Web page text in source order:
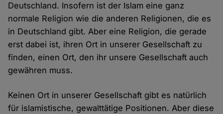
Deutschland. Insofern ist der Islam eine ganz
normale Religion wie die anderen Religionen, die es
in Deutschland gibt. Aber eine Religion, die gerade
erst dabei ist, ihren Ort in unserer Gesellschaft zu
finden, einen Ort, den ihr unsere Gesellschaft auch
gewähren muss.
Keinen Ort in unserer Gesellschaft gibt es natürlich
für islamistische, gewalttätige Positionen. Aber diese